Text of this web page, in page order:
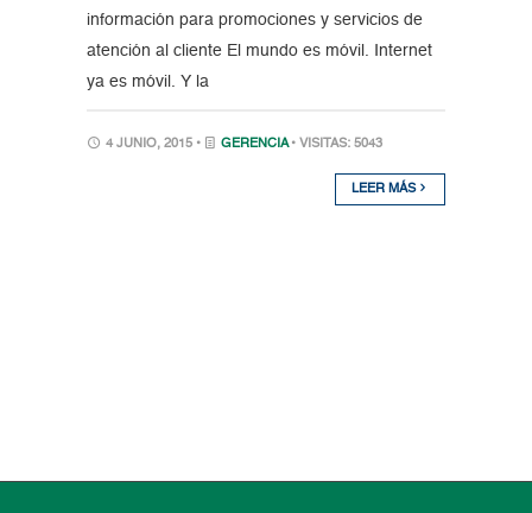
información para promociones y servicios de
atención al cliente El mundo es móvil. Internet
ya es móvil. Y la
4 JUNIO, 2015 • GERENCIA • VISITAS: 5043
LEER MÁS